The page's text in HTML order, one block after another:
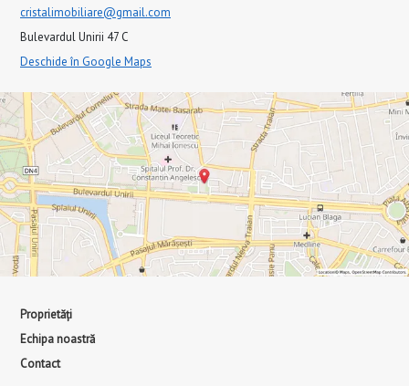
cristalimobiliare@gmail.com
Bulevardul Unirii 47 C
Deschide în Google Maps
Proprietăți
Echipa noastră
Contact